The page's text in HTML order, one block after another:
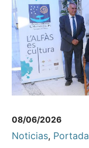
08/06/2026
Noticias, Portada